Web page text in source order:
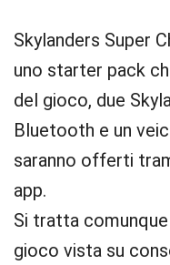
Skylanders Super
uno starter pack
del gioco, due
Bluetooth e un
saranno offerti
app.
Si tratta
gioco vista su